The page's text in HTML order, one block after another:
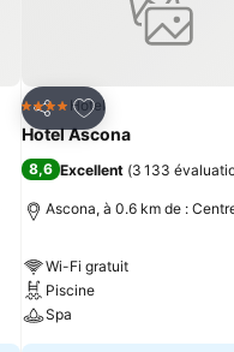
Partager
Ajouter à mes
4 ÉtoilesHotel
Hotel Ascona
8,6 Excellent (3 133
Ascona, à 0.6 km de :
Wi-Fi gratuit
Piscine
Spa